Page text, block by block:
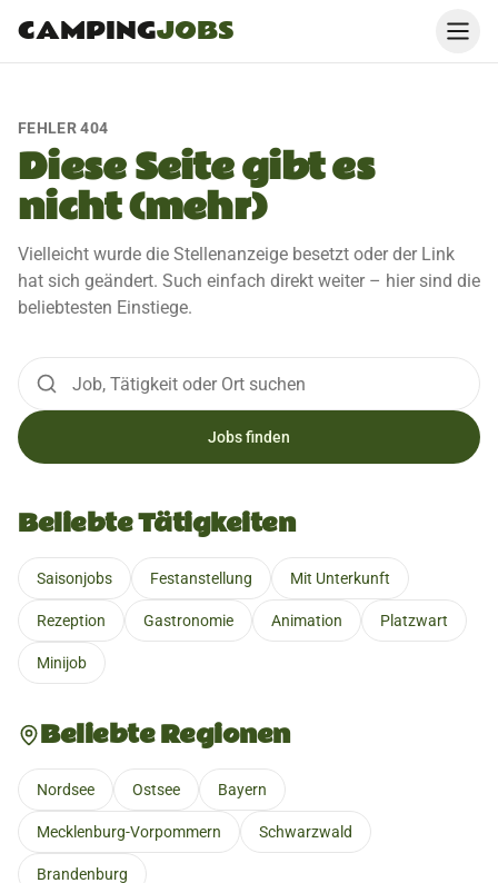
CAMPINGJOBS
FEHLER 404
Diese Seite gibt es
nicht (mehr)
Vielleicht wurde die Stellenanzeige besetzt oder der Link
hat sich geändert. Such einfach direkt weiter – hier sind die
beliebtesten Einstiege.
Jobs finden
Beliebte Tätigkeiten
Saisonjobs Festanstellung Mit Unterkunft
Rezeption Gastronomie Animation Platzwart
Minijob
Beliebte Regionen
Nordsee Ostsee Bayern
Mecklenburg-Vorpommern Schwarzwald
Brandenburg